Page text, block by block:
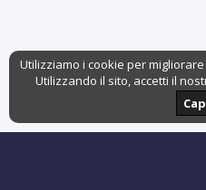
Utilizziamo i cookie per
Utilizzando il sito, accetti il